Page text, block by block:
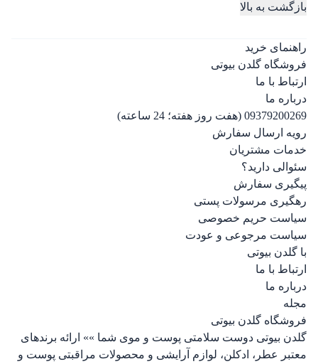
بازگشت به بالا
راهنمای خرید
فروشگاه گلدن بیوتی
ارتباط با ما
درباره ما
09379200269 (هفت روز هفته؛ 24 ساعته)
رویه ارسال سفارش
خدمات مشتریان
سئوالی دارید؟
پیگیری سفارش
رهگیری مرسولات پستی
سیاست حریم خصوصی
سیاست مرجوعی و عودت
با گلدن بیوتی
ارتباط با ما
درباره ما
مجله
فروشگاه گلدن بیوتی
گلدن بیوتی دوست سلامتی پوست و موی شما »» ارائه برندهای
معتبر عطر، ادکلن، لوازم آرایشی و محصولات مراقبتی پوست و